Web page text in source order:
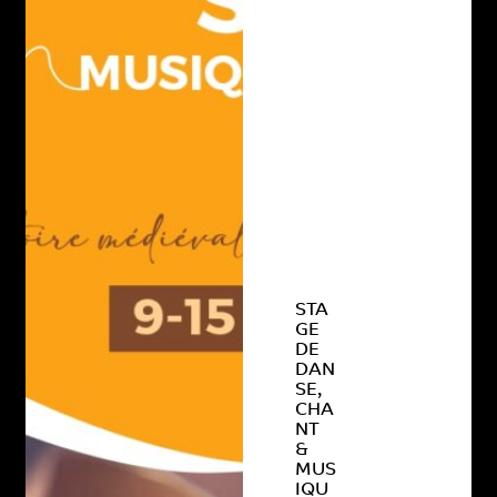
STA
GE
DE
DAN
SE,
CHA
NT
&
MUS
IQU